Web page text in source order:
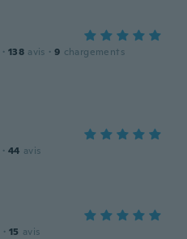
· 138 avis · 9 chargements
· 44 avis
· 15 avis